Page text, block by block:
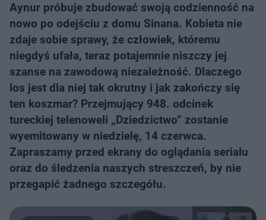
Aynur próbuje zbudować swoją codzienność na
nowo po odejściu z domu Sinana. Kobieta nie
zdaje sobie sprawy, że człowiek, któremu
niegdyś ufała, teraz potajemnie niszczy jej
szanse na zawodową niezależność. Dlaczego
los jest dla niej tak okrutny i jak zakończy się
ten koszmar? Przejmujący 948. odcinek
tureckiej telenoweli „Dziedzictwo” zostanie
wyemitowany w niedzielę, 14 czerwca.
Zapraszamy przed ekrany do oglądania serialu
oraz do śledzenia naszych streszczeń, by nie
przegapić żadnego szczegółu.